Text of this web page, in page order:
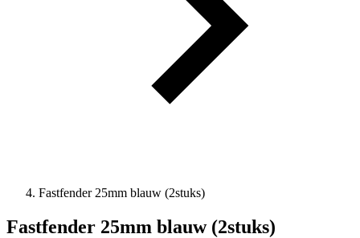
Fastfender 25mm blauw (2stuks)
Fastfender 25mm blauw (2stuks)